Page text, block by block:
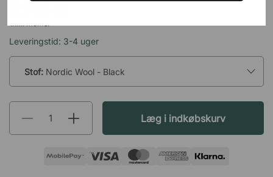
inkl. moms.
Leveringstid: 3-4 uger
Stof: Nordic Wool - Black
Læg i indkøbskurv